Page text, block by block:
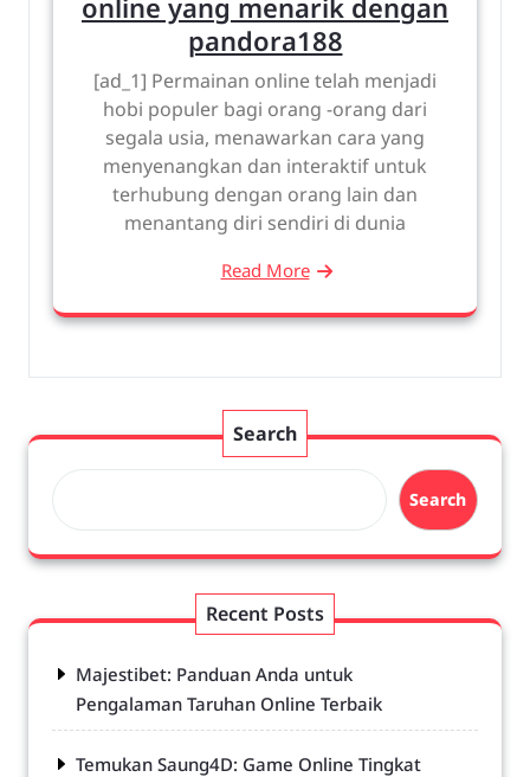
pandora188
[ad_1] Permainan online telah menjadi
hobi populer bagi orang -orang dari
segala usia, menawarkan cara yang
menyenangkan dan interaktif untuk
terhubung dengan orang lain dan
menantang diri sendiri di dunia
Read More
Search
Search
Recent Posts
Majestibet: Panduan Anda untuk
Pengalaman Taruhan Online Terbaik
Temukan Saung4D: Game Online Tingkat